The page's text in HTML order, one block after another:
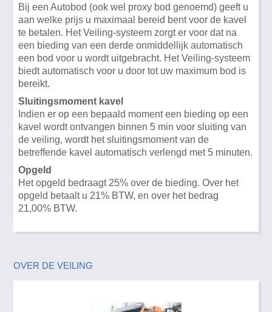
Bij een Autobod (ook wel proxy bod genoemd) geeft u
aan welke prijs u maximaal bereid bent voor de kavel
te betalen. Het Veiling-systeem zorgt er voor dat na
een bieding van een derde onmiddellijk automatisch
een bod voor u wordt uitgebracht. Het Veiling-systeem
biedt automatisch voor u door tot uw maximum bod is
bereikt.
Sluitingsmoment kavel
Indien er op een bepaald moment een bieding op een
kavel wordt ontvangen binnen 5 min voor sluiting van
de veiling, wordt het sluitingsmoment van de
betreffende kavel automatisch verlengd met 5 minuten.
Opgeld
Het opgeld bedraagt 25% over de bieding. Over het
opgeld betaalt u 21% BTW, en over het bedrag
21,00% BTW.
OVER DE VEILING